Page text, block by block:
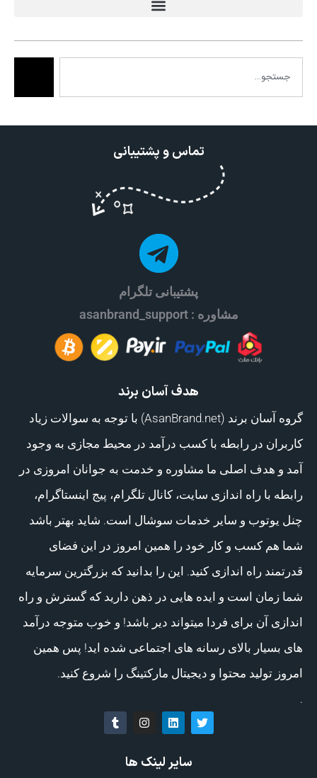
تماس و پشتیبانی
پشتیبانی تلگرام
مشاوره : asanbrand_support
هدف آسان برند
گروه آسان برند (AsanBrand.net) با توجه به سوالات زیاد
کاربران در رابطه با کسب درآمد در محیط مجازی به وجود
آمد و هدف اصلی ما مشاوره و خدمت به جوانان امروزی در
رابطه با راه اندازی سایت، کانال تلگرام، پیج اینستاگرام،
چنل یوتوب و سایر خدمات سوشال است. شاید بهتر باشد
شما هم کسب و کار خود را همین امروز در این فضای
قدرتمند راه اندازی کنید. این را بدانید که بزرگترین سرمایه
شما زمان است و ایده هایی در ذهن دارید که گسترش و راه
اندازی آن برای فردا میتواند دیر باشد! و خوب متوجه درآمد
های بسیار بالای رسانه های اجتماعی شده اید! پس همین
امروز تولید محتوا و دیجیتال مارکتینگ را شروع کنید.
.
سایر لینک ها